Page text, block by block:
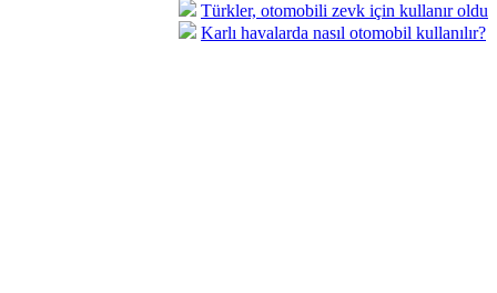
Türkler, otomobili zevk için kullanır oldu
Karlı havalarda nasıl otomobil kullanılır?